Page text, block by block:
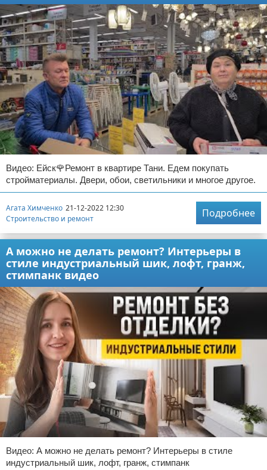
Видео: Ейск🌹Ремонт в квартире Тани. Едем покупать
стройматериалы. Двери, обои, светильники и многое другое.
Агата Химченко 21-12-2022 12:30
Строительство и ремонт
Подробнее
А можно не делать ремонт? Интерьеры в
стиле индустриальный шик, лофт, гранж,
стимпанк видео
Видео: А можно не делать ремонт? Интерьеры в стиле
индустриальный шик, лофт, гранж, стимпанк